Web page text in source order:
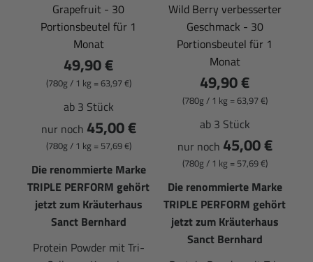
Grapefruit - 30
Portionsbeutel für 1
Monat
49,90 €
(780g / 1 kg = 63,97 €)
ab 3 Stück
nur noch 45,00 €
(780g / 1 kg = 57,69 €)
Die renommierte Marke
TRIPLE PERFORM gehört
jetzt zum Kräuterhaus
Sanct Bernhard
Protein Powder mit Tri-
Wild Berry verbesserter
Geschmack - 30
Portionsbeutel für 1
Monat
49,90 €
(780g / 1 kg = 63,97 €)
ab 3 Stück
nur noch 45,00 €
(780g / 1 kg = 57,69 €)
Die renommierte Marke
TRIPLE PERFORM gehört
jetzt zum Kräuterhaus
Sanct Bernhard